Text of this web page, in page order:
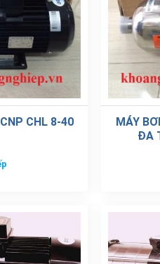
CHL 8-40
MÁY
ĐA